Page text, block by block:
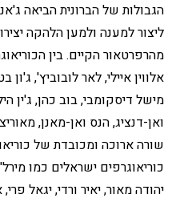
הגבולות של הברונית הביאה
ליצור למענה ולמען הלהקה
מהרפרטאור הקיים. בין
אלווין איילי, לאר לובוביץ',
מישל דיסקומבי, בוב כהן, ג'ין
ואן-דנציג, הנס ואן-מאנן,
שורה ארוכה ומכובדת של
כוריאוגרפים ישראלים כמו
יהודה מאור, יאיר ורדי, יגאל